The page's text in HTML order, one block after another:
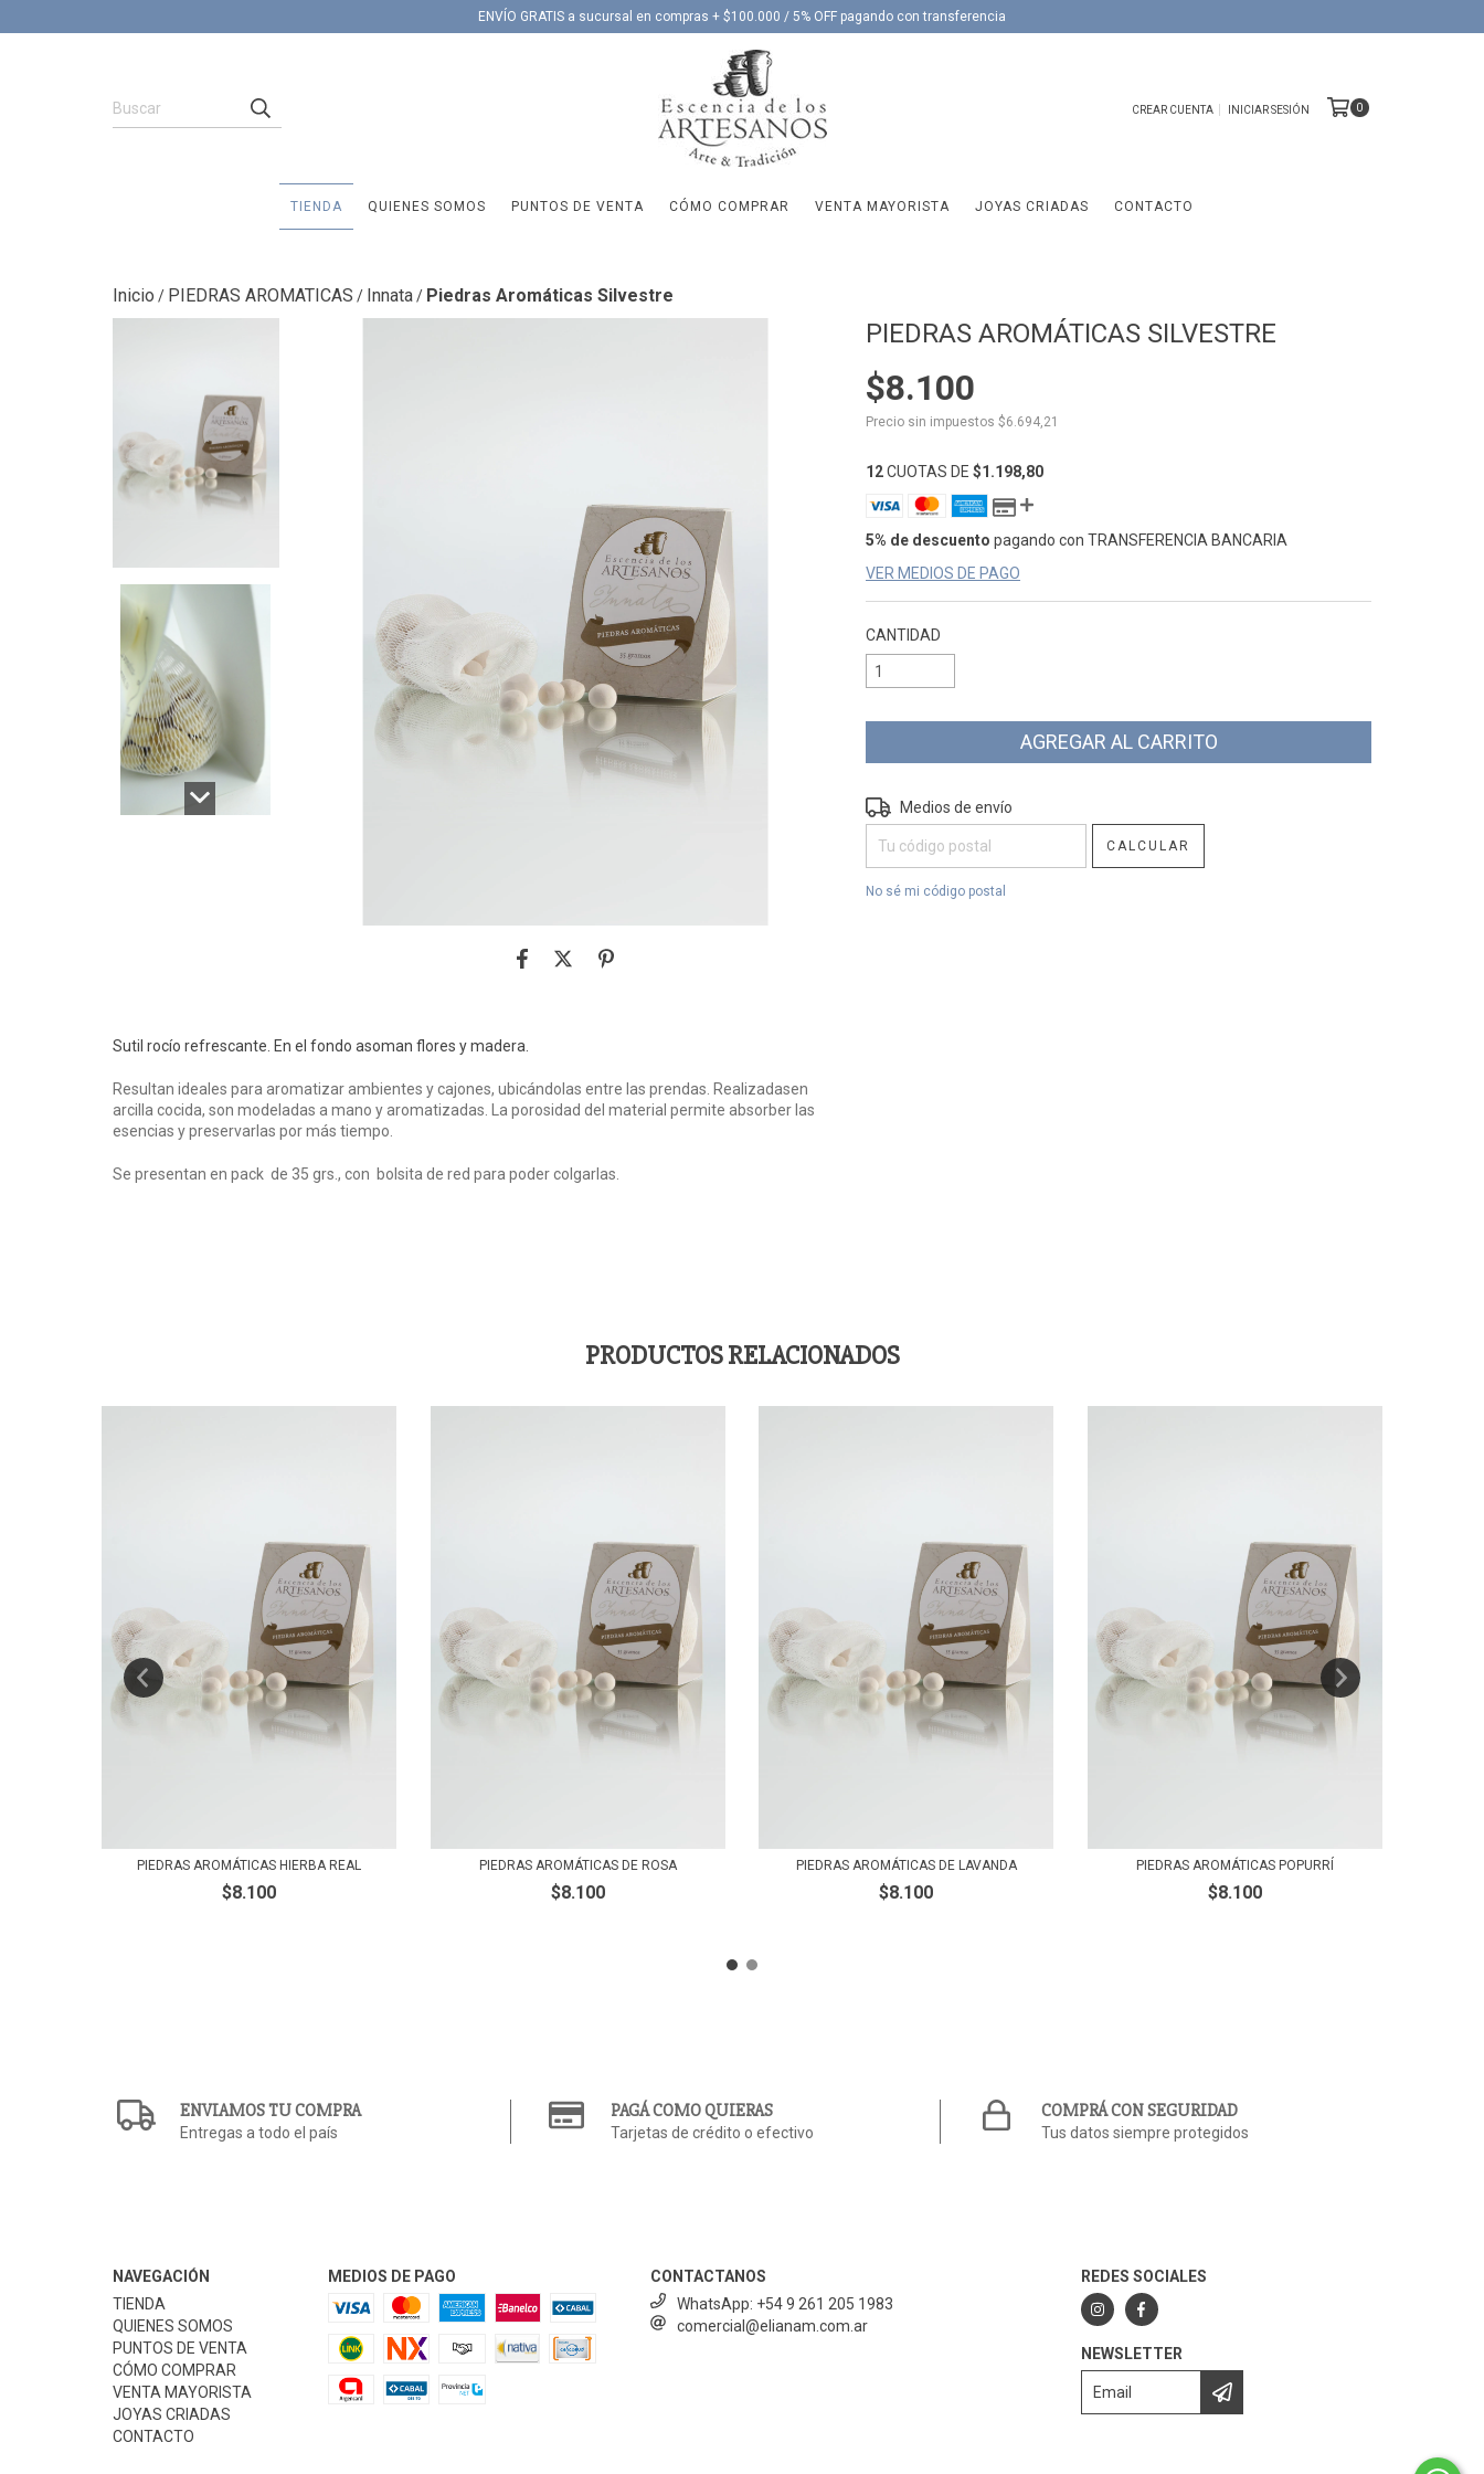
ENVÍO GRATIS a sucursal en compras + $100.000 / 5% OFF pagando con transferencia
CREAR CUENTA INICIAR SESIÓN 0
TIENDA QUIENES SOMOS PUNTOS DE VENTA CÓMO COMPRAR VENTA MAYORISTA JOYAS CRIADAS CONTACTO
Inicio / PIEDRAS AROMATICAS / Innata/ Piedras Aromáticas Silvestre
Sutil rocío refrescante. En el fondo asoman flores y madera.
Resultan ideales para aromatizar ambientes y cajones, ubicándolas entre las prendas. Realizadasen
arcilla cocida, son modeladas a mano y aromatizadas. La porosidad del material per­mite absorber las
esencias y preservarlas por más tiempo.
Se presentan en pack de 35 grs., con bolsita de red para poder colgarlas.
PIEDRAS AROMÁTICAS SILVESTRE
$8.100
Precio sin impuestos$6.694,21
12CUOTAS DE$1.198,80
5% de descuento pagando con TRANSFERENCIA BANCARIA
VER MEDIOS DE PAGO
CANTIDAD
Entregas para el CP:
Medios de envío
CALCULAR
No sé mi código postal
PRODUCTOS RELACIONADOS
PIEDRAS AROMÁTICAS HIERBA REAL
$8.100
PIEDRAS AROMÁTICAS DE ROSA
$8.100
PIEDRAS AROMÁTICAS DE LAVANDA
$8.100
PIEDRAS AROMÁTICAS POPURRÍ
$8.100
ENVIAMOS TU COMPRA
Entregas a todo el país
PAGÁ COMO QUIERAS
Tarjetas de crédito o efectivo
COMPRÁ CON SEGURIDAD
Tus datos siempre protegidos
NAVEGACIÓN
TIENDA
QUIENES SOMOS
PUNTOS DE VENTA
CÓMO COMPRAR
VENTA MAYORISTA
JOYAS CRIADAS
CONTACTO
MEDIOS DE PAGO
CONTACTANOS
WhatsApp: +54 9 261 205 1983
comercial@elianam.com.ar
REDES SOCIALES
NEWSLETTER